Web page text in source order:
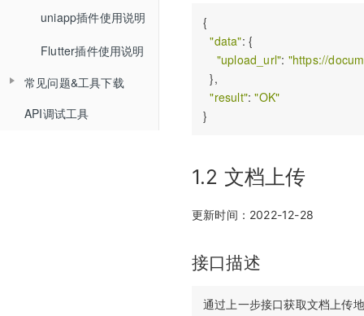
回放相关API
自动登录相关API
接口认证相关API
THQS相关API
Web排麦组件化
Web聊天组件化
Web文档组件化
Web媒体组件化
uniapp插件使用说明
Flutter插件使用说明
常见问题&工具下载
常见问题
API调试工具
{
"data": {
"upload_url": "https://
  },
"result": "OK"
1.2 文档上传
更新时间：2022-12-28
接口描述
通过上一步接口获取文档上传